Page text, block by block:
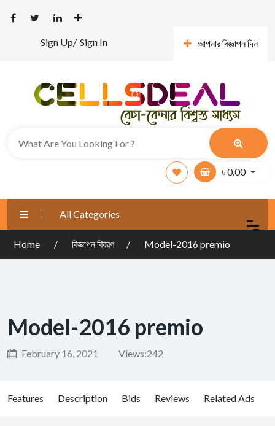
Sign Up/ Sign In আপনার বিজ্ঞাপন দিন
৳0.00
All Categories
Home বিজ্ঞাপন বিবরণ Model-2016 premio
Model-2016 premio
February 16, 2021 Views:242
Features Description Bids Reviews Related Ads